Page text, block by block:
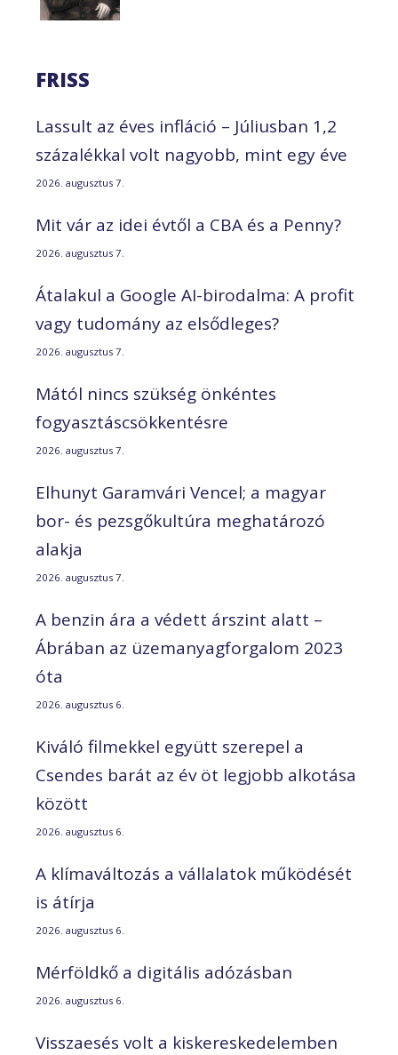
FRISS
Lassult az éves infláció – Júliusban 1,2
százalékkal volt nagyobb, mint egy éve
2026. augusztus 7.
Mit vár az idei évtől a CBA és a Penny?
2026. augusztus 7.
Átalakul a Google AI-birodalma: A profit
vagy tudomány az elsődleges?
2026. augusztus 7.
Mától nincs szükség önkéntes
fogyasztáscsökkentésre
2026. augusztus 7.
Elhunyt Garamvári Vencel; a magyar
bor- és pezsgőkultúra meghatározó
alakja
2026. augusztus 7.
A benzin ára a védett árszint alatt –
Ábrában az üzemanyagforgalom 2023
óta
2026. augusztus 6.
Kiváló filmekkel együtt szerepel a
Csendes barát az év öt legjobb alkotása
között
2026. augusztus 6.
A klímaváltozás a vállalatok működését
is átírja
2026. augusztus 6.
Mérföldkő a digitális adózásban
2026. augusztus 6.
Visszaesés volt a kiskereskedelemben